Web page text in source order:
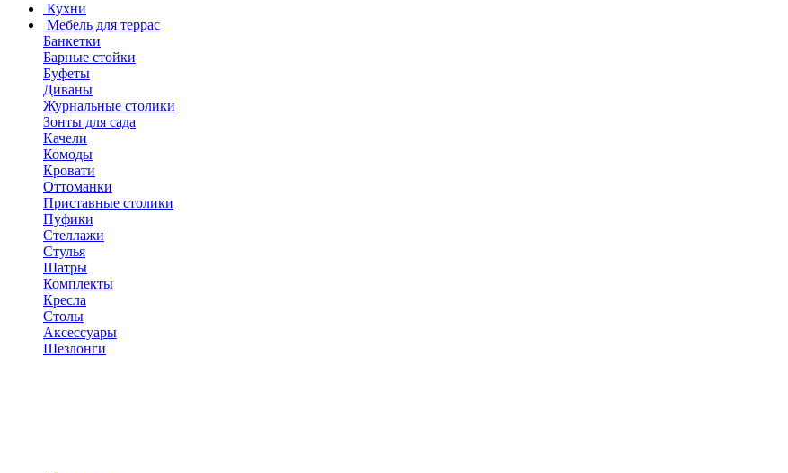
Кухни
Мебель для террас
Банкетки
Барные стойки
Буфеты
Диваны
Журнальные столики
Зонты для сада
Качели
Комоды
Кровати
Оттоманки
Приставные столики
Пуфики
Стеллажи
Стулья
Шатры
Комплекты
Кресла
Столы
Аксессуары
Шезлонги